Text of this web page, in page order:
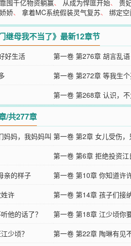
囤千亿物资躺赢、 从成为悍匪开始、贵
娇、拿着MC系统假装灵气复苏、绑定
继母我不当了》最新12章节
好生活 第一卷 第276章 胡言乱语
第一卷 第272章 等我生
第一卷 第268章 认识，
/共277章
妈妈，我妈妈叫 第一卷 第2章 女儿受伤
第一卷 第6章 拒绝投资江
亲的样子
第一卷 第10章 你知道许
许
第一卷 第14章 孩子们接
他的话了？
第一卷 第18章 江少顷你
少顷？
第一卷 第22章 陶琳有见